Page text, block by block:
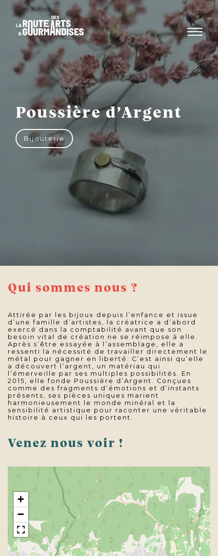
Aller
contenu
Poussière d’Argent
Bijouterie
Qui sommes nous ?
Attirée par les bijoux depuis l’enfance et issue
d’une famille d’artistes, la créatrice a d’abord
exercé dans la comptabilité avant que son
besoin vital de création ne se réimpose à elle.
Après s’être essayée à l’assemblage, elle a
ressenti la nécessité de travailler directement le
métal pour gagner en liberté. C’est ainsi qu’elle
a découvert l’argent, un matériau qui
l’émerveille par ses multiples possibilités. En
2015, elle fonde Poussière d’Argent. Conçues
comme des fragments d’émotions et d’instants
présents, ses pièces uniques marient
harmonieusement le monde minéral et la
sensibilité artistique pour raconter une véritable
histoire à ceux qui les portent.
Venez nous voir !
+
−